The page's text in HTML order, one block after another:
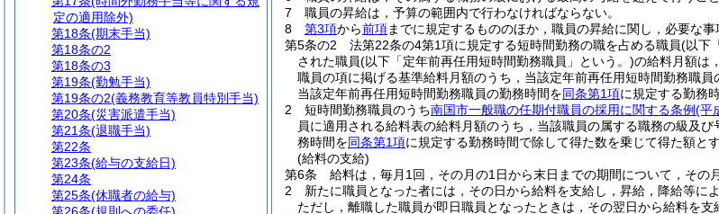
7
職員の昇給は，予算の範囲内で行わなければならない。
8
第3項から前項までに規定するもののほか，職員の昇給に関し，必要な事
第5条の2
法第22条の4第1項に規定する短時間勤務の職を占める職員(以下
された職員(以下「定年前再任用短時間勤務職員」という。)の給料月額は
職員の項に掲げる基準給料月額のうち，当該定年前再任用短時間勤務職員
当該定年前再任用短時間勤務職員の勤務時間を同条第1項に規定する勤務
2
短時間勤務職員のうち南国市一般職の任期付職員の採用に関する条例(平
員に適用される給料表の給料月額のうち，当該職員の属する職務の級及び
務時間を同条第1項に規定する勤務時間で除して得た数を乗じて得た額とす
(給料の支給)
第6条
給料は，毎月1回，その月の1日から末日までの期間について，その
2
新たに職員となった者には，その日から給料を支給し，昇給，降給等に
ただし，離職した職員が即日職員となったときは，その翌日から給料を支
定の適用除外)
第18条(期末手当)
第18条の2
第18条の3
第19条(勤勉手当)
第19条の2(義務教育等教員特別手当)
第20条(災害派遣手当)
第21条(退職手当)
第22条
第23条(給与の支給日)
第24条
第25条(休職者の給与)